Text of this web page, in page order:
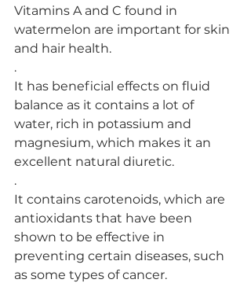
Vitamins A and C found in
watermelon are important for skin
and hair health.
.
It has beneficial effects on fluid
balance as it contains a lot of
water, rich in potassium and
magnesium, which makes it an
excellent natural diuretic.
.
It contains carotenoids, which are
antioxidants that have been
shown to be effective in
preventing certain diseases, such
as some types of cancer.